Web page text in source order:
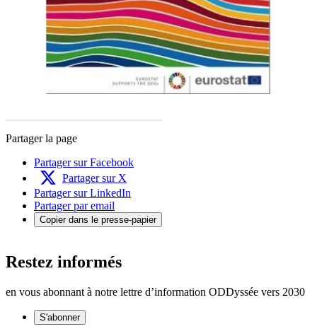
Partager la page
Partager sur Facebook
Partager sur X
Partager sur LinkedIn
Partager par email
Copier dans le presse-papier
Restez informés
en vous abonnant à notre lettre d’information ODDyssée vers 2030
S'abonner